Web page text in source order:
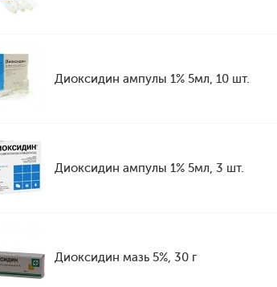
Диоксидин ампулы 1% 5мл, 10 шт.
Диоксидин ампулы 1% 5мл, 3 шт.
Диоксидин мазь 5%, 30 г